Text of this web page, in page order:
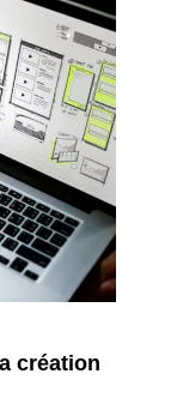
création